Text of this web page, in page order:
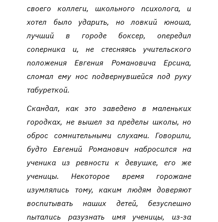
своего коллеги, школьного психолога, и
хотел было ударить, но ловкий юноша,
лучший в городе боксер, опередил
соперника и, не стесняясь учительского
положения Евгения Романовича Ерсина,
сломал ему нос подвернувшейся под руку
табуреткой.
Скандал, как это заведено в маленьких
городках, не вышел за пределы школы, но
оброс сомнительными слухами. Говорили,
будто Евгений Романович набросился на
ученика из ревности к девушке, его же
ученицы. Некоторое время горожане
изумлялись тому, каким людям доверяют
воспитывать наших детей, безуспешно
пытались разузнать имя ученицы, из-за